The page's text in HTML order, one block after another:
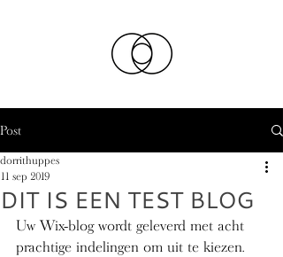
Post
DIT IS EEN TEST BLOG
dorrithuppes
11 sep 2019
Uw Wix-blog wordt geleverd met acht
prachtige indelingen om uit te kiezen.